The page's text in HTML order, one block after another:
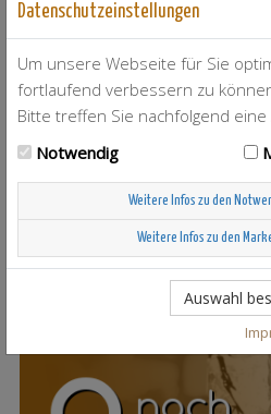
T-Berry
Datenschutzeinstellungen
Um unsere Webseite für Sie
fortlaufend verbessern zu
Bitte treffen Sie nachfolgend eine
Notwendig
Weitere Infos zu den
Weitere Infos zu den
Auswahl